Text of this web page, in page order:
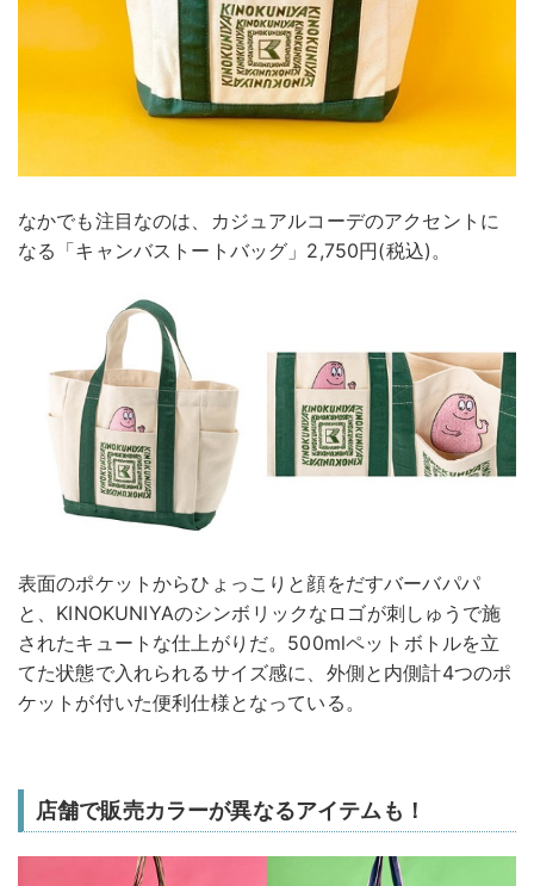
なかでも注目なのは、カジュアルコーデのアクセントに
なる「キャンバストートバッグ」2,750円(税込)。
表面のポケットからひょっこりと顔をだすバーバパパ
と、KINOKUNIYAのシンボリックなロゴが刺しゅうで施
されたキュートな仕上がりだ。500mlペットボトルを立
てた状態で入れられるサイズ感に、外側と内側計4つのポ
ケットが付いた便利仕様となっている。
店舗で販売カラーが異なるアイテムも！